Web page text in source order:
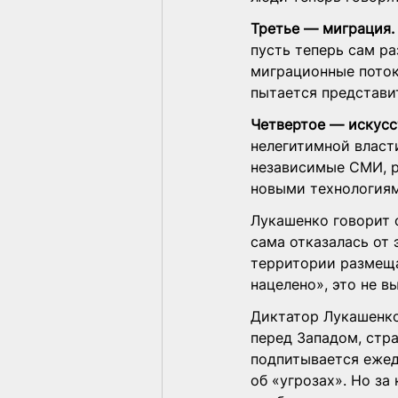
Третье — миграция.
пусть теперь сам
миграционные
пытается
Четвертое —
нелегитимной
независимые СМИ,
новыми
Лукашенко говорит
сама отказалась
территории
нацелено», это не
Диктатор
перед Западом,
подпитывается
об «угрозах». Но